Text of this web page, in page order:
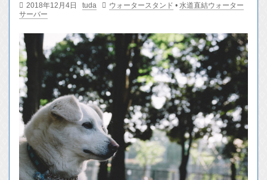
2018年12月4日 tuda ウォータースタンド • 水道直結ウォーター
サーバー